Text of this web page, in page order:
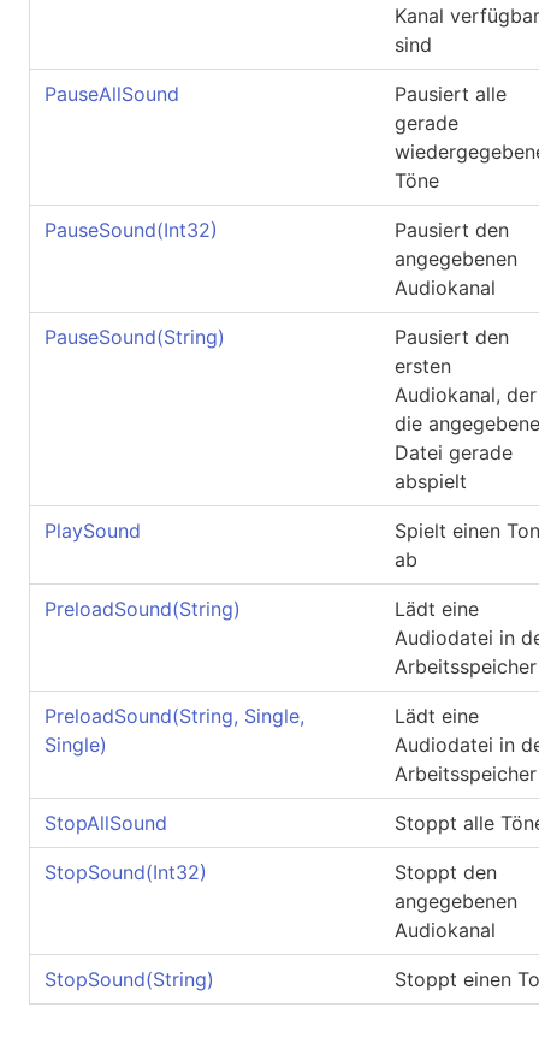
Kanal verfügbar
sind
PauseAllSound
Pausiert alle
gerade
Töne
PauseSound(Int32)
Pausiert den
angegebenen
Audiokanal
PauseSound(String)
Pausiert den
ersten
Audiokanal, der
die angegebene
Datei gerade
abspielt
PlaySound
Spielt einen Ton
ab
PreloadSound(String)
Lädt eine
Audiodatei in
Arbeitsspeicher
PreloadSound(String, Single,
Single)
Lädt eine
Audiodatei in
Arbeitsspeicher
StopAllSound Stoppt alle
StopSound(Int32)
Stoppt den
angegebenen
Audiokanal
StopSound(String) Stoppt einen